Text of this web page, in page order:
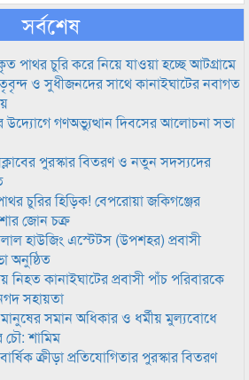
সর্বশেষ
পাথর চুরি করে নিয়ে যাওয়া হচ্ছে আটগ্রামে
ও সুধীজনদের সাথে কানাইঘাটের নবাগত
উদ্যোগে গণঅভ্যুত্থান দিবসের আলোচনা সভা
পুরস্কার বিতরণ ও নতুন সদস্যদের
চুরির হিড়িক! বেপরোয়া জকিগঞ্জের
জোন চক্র
হাউজিং এস্টেটস (উপশহর) প্রবাসী
অনুষ্ঠিত
নিহত কানাইঘাটের প্রবাসী পাঁচ পরিবারকে
সহায়তা
সমান অধিকার ও ধর্মীয় মুল্যবোধে
চৌ: শামিম
ক্রীড়া প্রতিযোগিতার পুরস্কার বিতরণ